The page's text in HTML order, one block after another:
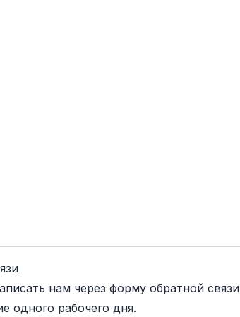
нам через форму обратной связи
одного рабочего дня.